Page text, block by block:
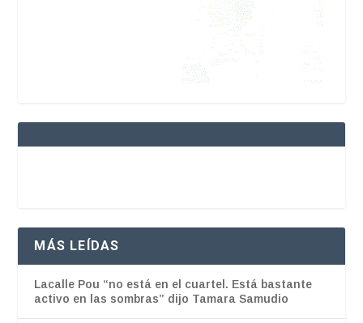
MÁS LEÍDAS
Lacalle Pou “no está en el cuartel. Está bastante
activo en las sombras” dijo Tamara Samudio